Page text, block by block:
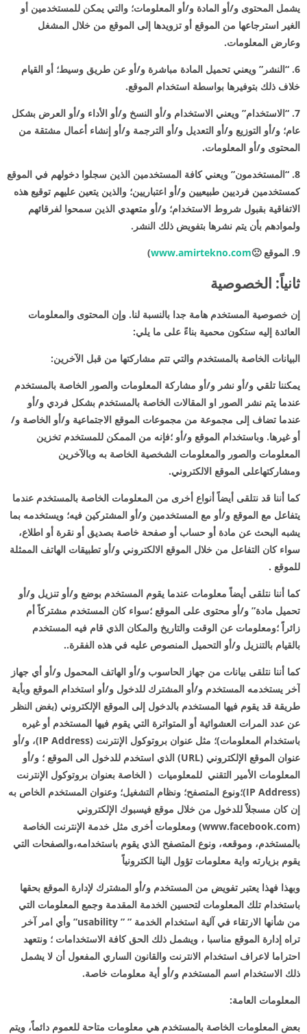
يشمل المحتوى و/أو المادة و/أو المعلومات؛ والتي يمكن للمستخدمين أو
الغير استرجاعها من الموقع أو تزويدها إلى الموقع من خلال المشغل
وعارض المعلومات.
6. “النشر” ويعني تحميل المادة مباشرة و/أو عن طريق وسيط؛ أو القيام
خلاف ذلك بتوفيرها بواسطة استخدام الموقع.
7. “الاستخدام” ويعني الاستخدام و/أو النسخ و/أو الأداء و/أو العرض بشكل
عام؛ و/أو التوزيع و/أو التعديل و/أو الترجمة و/أو إنشاء أعمال مشتقة من
المحتوى و/أو المعلومات.
8. “المستخدمون” ويعني كافة المستخدمين الذين سجلوا دخولهم في الموقع
كمستخدمين فرديين طبيعيين و/أو اعتباريين؛ والذين يتعين عليهم توقيع هذه
الاتفاقية بقبول شروط الاستخدام؛ و/أو متعهدي الذين سمحوا لفرقائهم
ولموادهم بأن يتم نشرها بتفويض ذلك النشر.
9. الموقع 🙁 www.amirtekno.com
)
ثانياً: الخصوصية
إن خصوصية المستخدم هامة جدا بالنسبة لنا. وإن المحتوى والمعلومات
العائدة إليه ستكون محمية بناءً على ما يلي:
البيانات الخاصة بالمستخدم والتي تتم مشاركتها من قبل الآخرين:
يمكننا تلقي و/أو نشر و/أو مشاركة المعلومات والصور الخاصة بالمستخدم
عندما يتم نشر الصور او المقالات الخاصة بالمستخدم بشكل فردي و/أو
عندما تضاف إلى مجموعة من مجموعات الموقع الاجتماعية و/أو الخاصة و/
أو غيرها. وباستخدام الموقع و/أو ؛فإنه من الممكن للمستخدم تخزين
المعلومات والصور والمعلومات الشخصية الخاصة به وبالآخرين
ومشاركتهاعلى الموقع الالكتروني.
كما أننا قد نتلقى أيضاً أنواع أخرى من المعلومات الخاصة بالمستخدم عندما
يتفاعل مع الموقع و/أو مع المستخدمين و/أو المشتركين فيه؛ ويستخدمه بما
يشبه البحث عن مادة أو حساب أو صفحة خاصة بصديق أو نقرة أو اطلاع،
سواء كان التفاعل من خلال الموقع الالكتروني و/أو تطبيقات الهاتف الممثلة
للموقع .
كما أننا نتلقى أيضاً معلومات عندما يقوم المستخدم بوضع و/أو تنزيل و/أو
تحميل مادة” و/أو محتوى على الموقع ؛سواء كان المستخدم مشتركاً أم
زائراً ؛ومعلومات عن الوقت والتاريخ والمكان الذي قام فيه المستخدم
بالقيام بالتنزيل و/أو التحميل المنصوص عليه في هذه الفقرة..
كما أننا نتلقى بيانات من جهاز الحاسوب و/أو الهاتف المحمول و/أو أي جهاز
آخر يستخدمه المستخدم و/أو المشترك للدخول و/أو استخدام الموقع وبأية
طريقة قد يقوم فيها المستخدم بالدخول إلى الموقع الإلكتروني (بغض النظر
عن عدد المرات العشوائية أو المتواترة التي يقوم فيها المستخدم أو غيره
باستخدام المعلومات)؛ مثل عنوان بروتوكول الإنترنت (IP Address)، و/أو
عنوان الموقع الإلكتروني (URL) الذي استخدم للدخول الى الموقع ؛ و/أو
المعلومات الأمير التقني للمعلوميات ( الخاصة بعنوان بروتوكول الإنترنت
(IP Address)؛ونوع المتصفح؛ ونظام التشغيل؛ وعنوان المستخدم الخاص به
إن كان مسجلاً للدخول من خلال موقع فيسبوك الإلكتروني
(www.facebook.com) ومعلومات أخرى مثل خدمة الإنترنت الخاصة
بالمستخدم، وموقعه، ونوع المتصفح الذي يقوم باستخدامه،والصفحات التي
يقوم بزيارته واية معلومات تؤول الينا الكترونياً
وبهذا فهذا يعتبر تفويض من المستخدم و/أو المشترك لإدارة الموقع بحقها
باستخدام تلك المعلومات لتحسين الخدمة المقدمة وجمع المعلومات التي
من شأنها الارتقاء في آلية استخدام الخدمة ” ” usability” وأي امر آخر
تراه إدارة الموقع مناسبا ، ويشمل ذلك الحق كافة الاستخدامات ؛ ونتعهد
احتراما لاعراف استخدام الانترنت والقانون الساري المفعول أن لا يشمل
ذلك الاستخدام اسم المستخدم و/أو أية معلومات خاصة.
المعلومات العامة:
بعض المعلومات الخاصة بالمستخدم هي معلومات متاحة للعموم دائماً، ويتم